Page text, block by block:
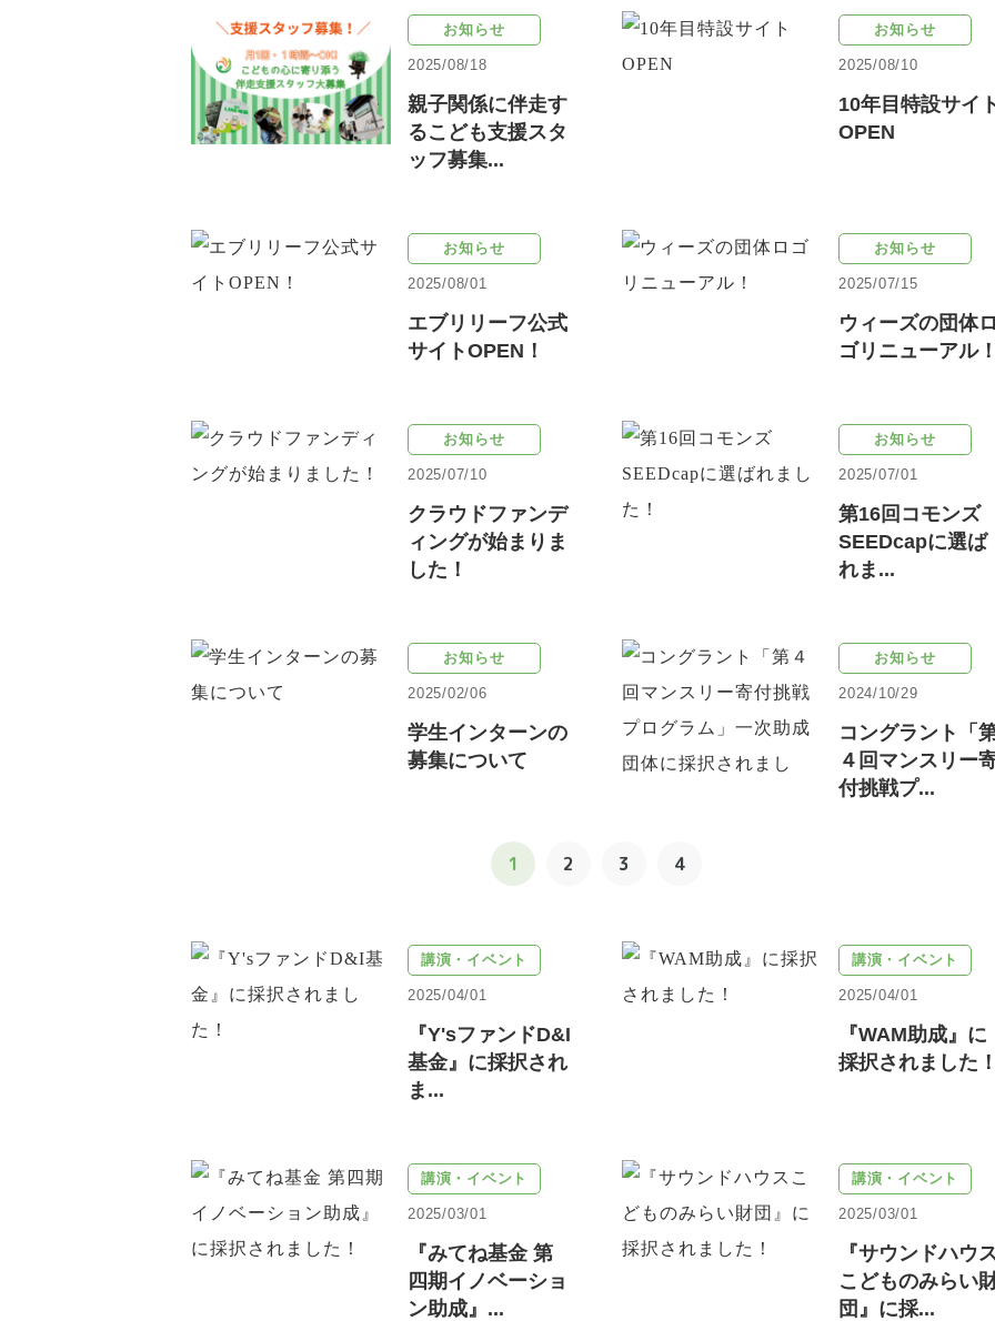
お知らせ
2025/08/18
親子関係に伴走す
るこども支援スタ
ッフ募集...
お知らせ
2025/08/10
10年目特設サイ
OPEN
お知らせ
2025/08/01
エブリリーフ公式
サイトOPEN！
お知らせ
2025/07/15
ウィーズの団体
ゴリニューアル
お知らせ
2025/07/10
クラウドファンデ
ィングが始まりま
した！
お知らせ
2025/07/01
第16回コモンズ
SEEDcapに選ば
れま...
お知らせ
2025/02/06
学生インターンの
募集について
お知らせ
2024/10/29
コングラント「
４回マンスリー
付挑戦プ...
1 2 3 4
講演・イベント
2025/04/01
『Y'sファンドD&I
基金』に採択され
ま...
講演・イベント
2025/04/01
『WAM助成』に
採択されました
講演・イベント
2025/03/01
『みてね基金 第
四期イノベーショ
ン助成』...
講演・イベント
2025/03/01
『サウンドハウ
こどものみらい
団』に採...